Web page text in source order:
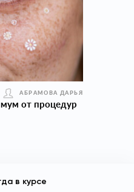
АБРАМОВА ДАРЬЯ
от процедур
в курсе